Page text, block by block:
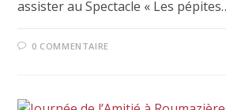
assister au Spectacle « Les
0 COMMENTAIRE